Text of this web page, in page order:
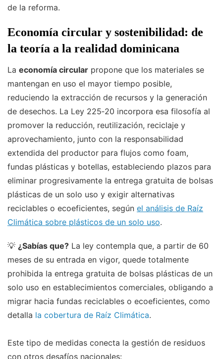
de la reforma.
Economía circular y sostenibilidad: de
la teoría a la realidad dominicana
La economía circular propone que los materiales se
mantengan en uso el mayor tiempo posible,
reduciendo la extracción de recursos y la generación
de desechos. La Ley 225‑20 incorpora esa filosofía al
promover la reducción, reutilización, reciclaje y
aprovechamiento, junto con la responsabilidad
extendida del productor para flujos como foam,
fundas plásticas y botellas, estableciendo plazos para
eliminar progresivamente la entrega gratuita de bolsas
plásticas de un solo uso y exigir alternativas
reciclables o ecoeficientes, según el análisis de Raíz
Climática sobre plásticos de un solo uso.
💡 ¿Sabías que? La ley contempla que, a partir de 60
meses de su entrada en vigor, quede totalmente
prohibida la entrega gratuita de bolsas plásticas de un
solo uso en establecimientos comerciales, obligando a
migrar hacia fundas reciclables o ecoeficientes, como
detalla la cobertura de Raíz Climática.
Este tipo de medidas conecta la gestión de residuos
con otros desafíos nacionales: